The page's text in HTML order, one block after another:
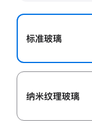
标准玻璃
纳米纹理玻璃